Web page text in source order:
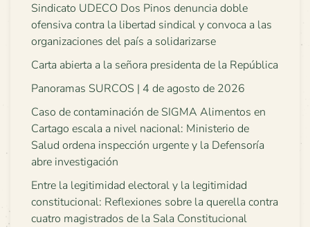
Sindicato UDECO Dos Pinos denuncia doble
ofensiva contra la libertad sindical y convoca a las
organizaciones del país a solidarizarse
Carta abierta a la señora presidenta de la República
Panoramas SURCOS | 4 de agosto de 2026
Caso de contaminación de SIGMA Alimentos en
Cartago escala a nivel nacional: Ministerio de
Salud ordena inspección urgente y la Defensoría
abre investigación
Entre la legitimidad electoral y la legitimidad
constitucional: Reflexiones sobre la querella contra
cuatro magistrados de la Sala Constitucional